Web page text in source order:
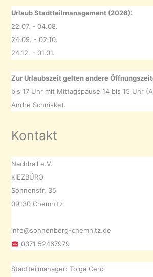
Urlaub Stadtteilmanagement (2026):
22.07. - 04.08.
24.09. - 02.10.
24.12. - 01.01.
Zur Urlaubszeit gelten andere
bis 17 Uhr mit Mittagspause 14 bis 15 Uhr
André Schniske).
Kontakt
Nachhall e.V.
KIEZBÜRO
Sonnenstr. 35
09130 Chemnitz
info@sonnenberg-chemnitz.de
0371 52467979
Stadtteilmanager: Tolga Cerci